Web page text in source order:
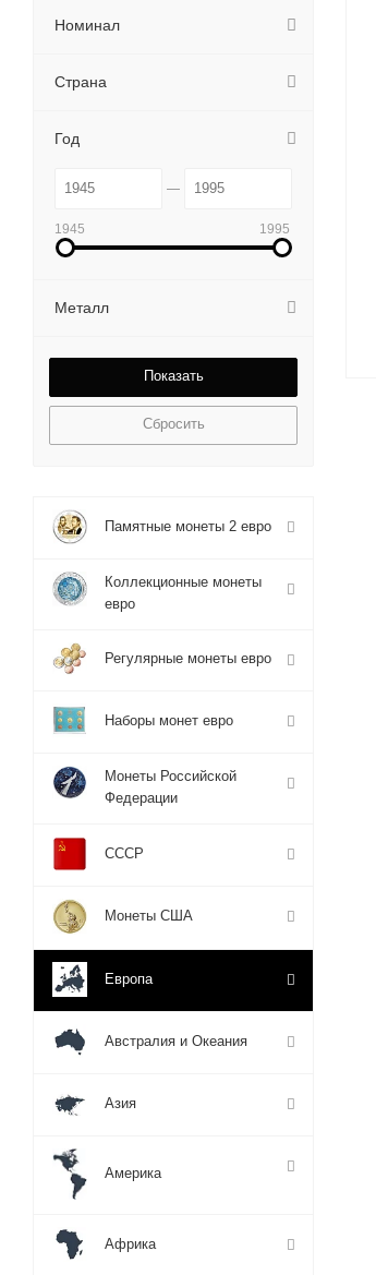
Номинал
Страна
Год
1945 1995
Металл
Сбросить
Памятные монеты 2 евро
Коллекционные монеты
евро
Регулярные монеты евро
Наборы монет евро
Монеты Российской
Федерации
СССР
Монеты США
Европа
Австралия и Океания
Азия
Америка
Африка